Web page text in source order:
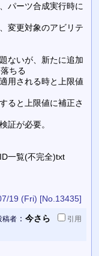
パーツ合成実行時に
変更対象のアビリテ
ないが、新たに追加
ちる
用される時と上限値
ると上限値に補正さ
証が必要。
一覧(不完全)txt
19 (Fri) [No.13435]
稿者： 今さら
引用